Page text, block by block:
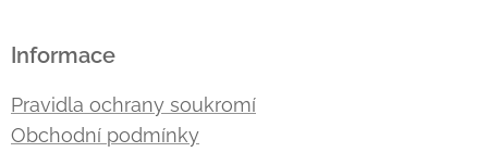
Informace
Pravidla ochrany soukromí
Obchodní podmínky